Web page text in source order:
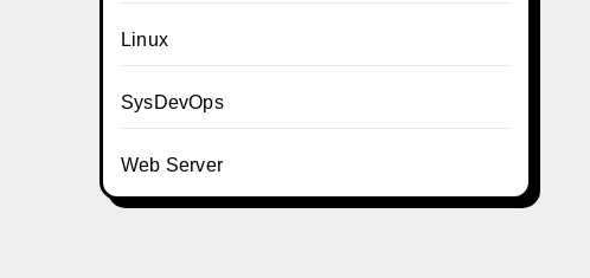
Linux
SysDevOps
Web Server